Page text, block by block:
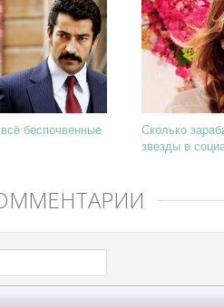
беспочвенные
Сколько
звезды в